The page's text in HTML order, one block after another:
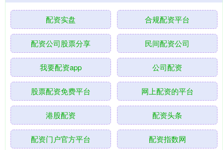
配资实盘 合规配资平台
配资公司股票分享 民间配资公司
我要配资app 公司配资
股票配资免费平台 网上配资的平台
港股配资 配资头条
配资门户官方平台 配资指数网